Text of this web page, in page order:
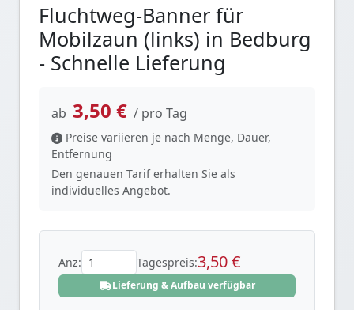
Fluchtweg-Banner für
Mobilzaun (links) in Bedburg
- Schnelle Lieferung
ab 3,50 € / pro Tag
Preise variieren je nach Menge, Dauer,
Entfernung
Den genauen Tarif erhalten Sie als
individuelles Angebot.
Anz: Tagespreis:3,50 €
Lieferung & Aufbau verfügbar